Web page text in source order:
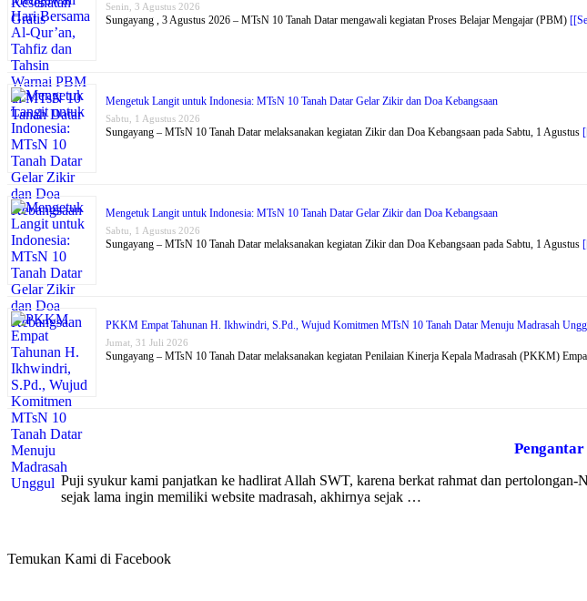
Senin, 3 Agustus 2026
Sungayang , 3 Agustus 2026 – MTsN 10 Tanah Datar mengawali kegiatan Proses Belajar Mengajar (PBM)
Mengetuk Langit untuk Indonesia: MTsN 10 Tanah Datar Gelar Zikir dan Doa Kebangsaan
Sabtu, 1 Agustus 2026
Sungayang – MTsN 10 Tanah Datar melaksanakan kegiatan Zikir dan Doa Kebangsaan pada Sabtu, 1 Agustus
Mengetuk Langit untuk Indonesia: MTsN 10 Tanah Datar Gelar Zikir dan Doa Kebangsaan
Sabtu, 1 Agustus 2026
Sungayang – MTsN 10 Tanah Datar melaksanakan kegiatan Zikir dan Doa Kebangsaan pada Sabtu, 1 Agustus
PKKM Empat Tahunan H. Ikhwindri, S.Pd., Wujud Komitmen MTsN 10 Tanah Datar Menuju Madrasah
Jumat, 31 Juli 2026
Sungayang – MTsN 10 Tanah Datar melaksanakan kegiatan Penilaian Kinerja Kepala Madrasah (PKKM)
Puji syukur kami panjatkan ke hadlirat Allah SWT, karena berkat rahmat dan
sejak lama ingin memiliki website madrasah, akhirnya sejak …
Temukan Kami di Facebook